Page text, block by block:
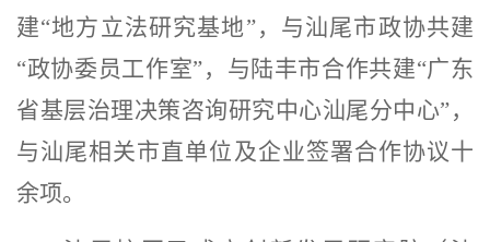
建“地方立法研究基地”，与汕尾市政协共建
“政协委员工作室”，与陆丰市合作共建“广东
省基层治理决策咨询研究中心汕尾分中心”，
与汕尾相关市直单位及企业签署合作协议十
余项。